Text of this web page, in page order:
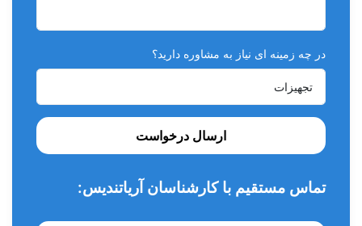
نکات بالینی حین کار بااسید اچ کبالت :
این محصول فقط برای کاربرد دندانی طراحی شده است .
استفاده از خمیر های پیروفیلاکسی که دارای روغن یا فلوراید
هستند قبل از استفاده از ژل اسید فسفریک باعث تداخل با
قبل از استفاده برای بیمار روی پد یا اسلب شیشه ای ژل را
امتحان کنید تا با میزان فشار لازم برای خروج ژل از سرنگ اشنا
در چه زمینه ای نیاز به مشاوره دارید؟
ارسال درخواست
تماس مستقیم با کارشناسان آریاتندیس: